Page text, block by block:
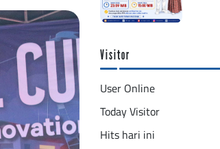
Visitor
User Online
Today Visitor
Hits hari ini